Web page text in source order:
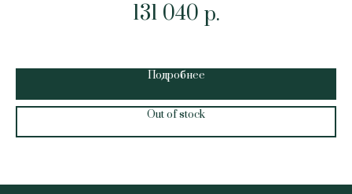
131 040 р.
Подробнее
Out of stock